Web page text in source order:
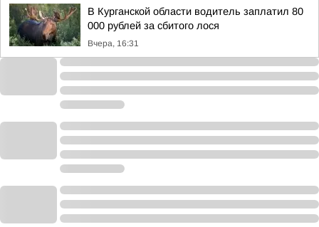
В Курганской области водитель заплатил 80
000 рублей за сбитого лося
Вчера, 16:31